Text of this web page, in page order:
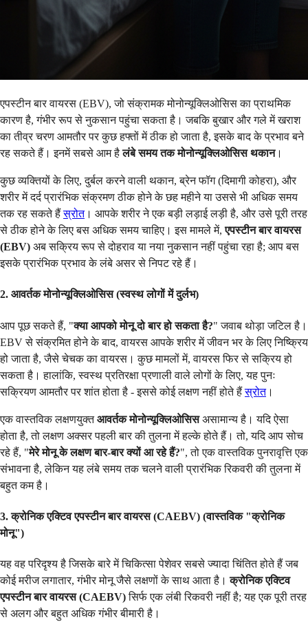
एपस्टीन बार वायरस (EBV), जो संक्रामक मोनोन्यूक्लिओसिस का प्राथमिक
कारण है, गंभीर रूप से नुकसान पहुंचा सकता है। जबकि बुखार और गले में खराश
का तीव्र चरण आमतौर पर कुछ हफ्तों में ठीक हो जाता है, इसके बाद के प्रभाव बने
रह सकते हैं। इनमें सबसे आम हैलंबे समय तक मोनोन्यूक्लिओसिस थकान।
कुछ व्यक्तियों के लिए, दुर्बल करने वाली थकान, ब्रेन फॉग (दिमागी कोहरा), और
शरीर में दर्द प्रारंभिक संक्रमण ठीक होने के छह महीने या उससे भी अधिक समय
तक रह सकते हैंस्रोत। आपके शरीर ने एक बड़ी लड़ाई लड़ी है, और उसे पूरी तरह
से ठीक होने के लिए बस अधिक समय चाहिए। इस मामले में,एपस्टीन बार वायरस
(EBV) अब सक्रिय रूप से दोहराव या नया नुकसान नहीं पहुंचा रहा है; आप बस
इसके प्रारंभिक प्रभाव के लंबे असर से निपट रहे हैं।
2. आवर्तक मोनोन्यूक्लिओसिस (स्वस्थ लोगों में दुर्लभ)
आप पूछ सकते हैं, "क्या आपको मोनू दो बार हो सकता है?" जवाब थोड़ा जटिल है।
EBV से संक्रमित होने के बाद, वायरस आपके शरीर में जीवन भर के लिए निष्क्रिय
हो जाता है, जैसे चेचक का वायरस। कुछ मामलों में, वायरस फिर से सक्रिय हो
सकता है। हालांकि, स्वस्थ प्रतिरक्षा प्रणाली वाले लोगों के लिए, यह पुनः
सक्रियण आमतौर पर शांत होता है - इससे कोई लक्षण नहीं होते हैंस्रोत।
एक वास्तविक लक्षणयुक्तआवर्तक मोनोन्यूक्लिओसिसअसामान्य है। यदि ऐसा
होता है, तो लक्षण अक्सर पहली बार की तुलना में हल्के होते हैं। तो, यदि आप सोच
रहे हैं, "मेरे मोनू के लक्षण बार-बार क्यों आ रहे हैं?", तो एक वास्तविक पुनरावृत्ति एक
संभावना है, लेकिन यह लंबे समय तक चलने वाली प्रारंभिक रिकवरी की तुलना में
बहुत कम है।
3. क्रोनिक एक्टिव एपस्टीन बार वायरस (CAEBV) (वास्तविक "क्रोनिक
मोनू")
यह वह परिदृश्य है जिसके बारे में चिकित्सा पेशेवर सबसे ज्यादा चिंतित होते हैं जब
कोई मरीज लगातार, गंभीर मोनू जैसे लक्षणों के साथ आता है।क्रोनिक एक्टिव
एपस्टीन बार वायरस (CAEBV)सिर्फ एक लंबी रिकवरी नहीं है; यह एक पूरी तरह
से अलग और बहुत अधिक गंभीर बीमारी है।